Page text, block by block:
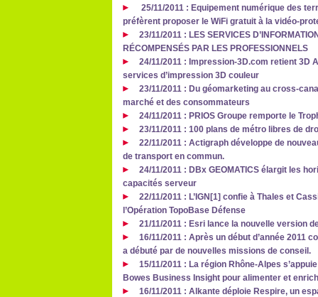
25/11/2011 : Equipement numérique des
préfèrent proposer le WiFi gratuit à la vidéo-
23/11/2011 : LES SERVICES
RÉCOMPENSÉS PAR LES PROFESSIONNELS
24/11/2011 : Impression-3D.com retient 3D
services d’impression 3D couleur
23/11/2011 : Du géomarketing au cross-
marché et des consommateurs
24/11/2011 : PRIOS Groupe remporte le
23/11/2011 : 100 plans de métro libres de
22/11/2011 : Actigraph développe de
de transport en commun.
24/11/2011 : DBx GEOMATICS élargit les
capacités serveur
22/11/2011 : L’IGN[1] confie à Thales et
l’Opération TopoBase Défense
21/11/2011 : Esri lance la nouvelle version
16/11/2011 : Après un début d’année 2011
a débuté par de nouvelles missions de conseil.
15/11/2011 : La région Rhône-Alpes
Bowes Business Insight pour alimenter et
16/11/2011 : Alkante déploie Respire, un